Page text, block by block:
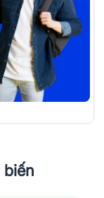
biến